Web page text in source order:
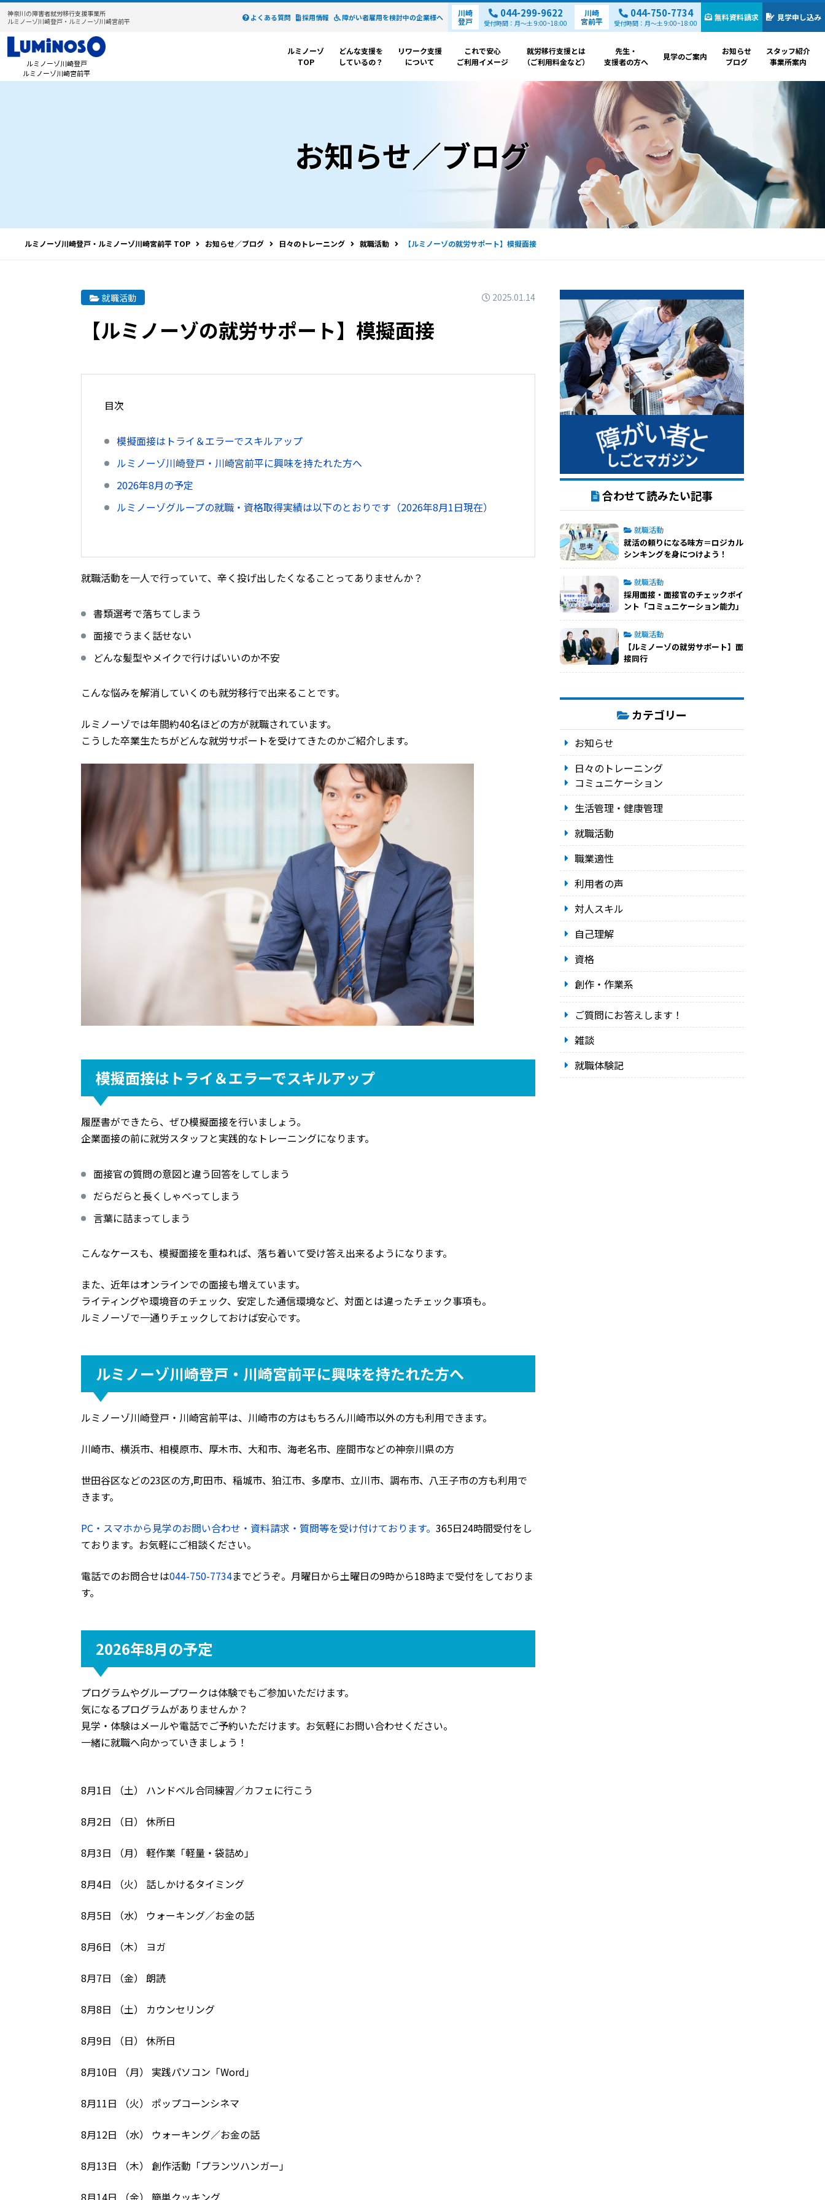
神奈川の障害者就労移行支援事業所
ルミノーゾ川崎登戸・ルミノーゾ川崎宮前平
よくある質問 採用情報 障がい者雇用を検討中の企業様へ
川崎
登戸
044-299-9622
受付時間：月～土 9:00~18:00
川崎
宮前平
044-750-7734
受付時間：月～土 9:00~18:00
無料資料請求 見学申し込み
ルミノーゾ川崎登戸
ルミノーゾ川崎宮前平
ルミノーゾ
TOP
どんな支援を
しているの？
リワーク支援
について
これで安心
ご利用イメージ
就労移行支援とは
（ご利用料金など）
先生・
支援者の方へ
見学のご案内
お知らせ
ブログ
スタッフ紹介
事業所案内
お知らせ／ブログ
ルミノーゾ川崎登戸・ルミノーゾ川崎宮前平 TOP お知らせ／ブログ 日々のトレーニング 就職活動 【ルミノーゾの就労サポート】模擬面接
就職活動 2025.01.14
【ルミノーゾの就労サポート】模擬面接
目次
模擬面接はトライ＆エラーでスキルアップ
ルミノーゾ川崎登戸・川崎宮前平に興味を持たれた方へ
2026年8月の予定
ルミノーゾグループの就職・資格取得実績は以下のとおりです（2026年8月1日現在）
就職活動を一人で行っていて、辛く投げ出したくなることってありませんか？
書類選考で落ちてしまう
面接でうまく話せない
どんな髪型やメイクで行けばいいのか不安
こんな悩みを解消していくのも就労移行で出来ることです。
ルミノーゾでは年間約40名ほどの方が就職されています。
こうした卒業生たちがどんな就労サポートを受けてきたのかご紹介します。
模擬面接はトライ＆エラーでスキルアップ
履歴書ができたら、ぜひ模擬面接を行いましょう。
企業面接の前に就労スタッフと実践的なトレーニングになります。
面接官の質問の意図と違う回答をしてしまう
だらだらと長くしゃべってしまう
言葉に詰まってしまう
こんなケースも、模擬面接を重ねれば、落ち着いて受け答え出来るようになります。
また、近年はオンラインでの面接も増えています。
ライティングや環境音のチェック、安定した通信環境など、対面とは違ったチェック事項も。
ルミノーゾで一通りチェックしておけば安心です。
ルミノーゾ川崎登戸・川崎宮前平に興味を持たれた方へ
ルミノーゾ川崎登戸・川崎宮前平は、川崎市の方はもちろん川崎市以外の方も利用できます。
川崎市、横浜市、相模原市、厚木市、大和市、海老名市、座間市などの神奈川県の方
世田谷区などの23区の方,町田市、稲城市、狛江市、多摩市、立川市、調布市、八王子市の方も利用で
きます。
PC・スマホから見学のお問い合わせ・資料請求・質問等を受け付けております。 365日24時間受付をし
ております。お気軽にご相談ください。
電話でのお問合せは044-750-7734までどうぞ。月曜日から土曜日の9時から18時まで受付をしておりま
す。
2026年8月の予定
プログラムやグループワークは体験でもご参加いただけます。
気になるプログラムがありませんか？
見学・体験はメールや電話でご予約いただけます。お気軽にお問い合わせください。
一緒に就職へ向かっていきましょう！
8月1日 （土） ハンドベル合同練習／カフェに行こう
8月2日 （日） 休所日
8月3日 （月） 軽作業「軽量・袋詰め」
8月4日 （火） 話しかけるタイミング
8月5日 （水） ウォーキング／お金の話
8月6日 （木） ヨガ
8月7日 （金） 朗読
8月8日 （土） カウンセリング
8月9日 （日） 休所日
8月10日 （月） 実践パソコン「Word」
8月11日 （火） ポップコーンシネマ
8月12日 （水） ウォーキング／お金の話
8月13日 （木） 創作活動「プランツハンガー」
8月14日 （金） 簡単クッキング
合わせて読みたい記事
就職活動
就活の頼りになる味方＝ロジカル
シンキングを身につけよう！
就職活動
採用面接・面接官のチェックポイ
ント「コミュニケーション能力」
就職活動
【ルミノーゾの就労サポート】面
接同行
カテゴリー
お知らせ
日々のトレーニング
コミュニケーション
生活管理・健康管理
就職活動
職業適性
利用者の声
対人スキル
自己理解
資格
創作・作業系
ご質問にお答えします！
雑談
就職体験記